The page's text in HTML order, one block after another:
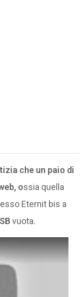
che un paio di
ossia quella
Eternit bis a
vuota.